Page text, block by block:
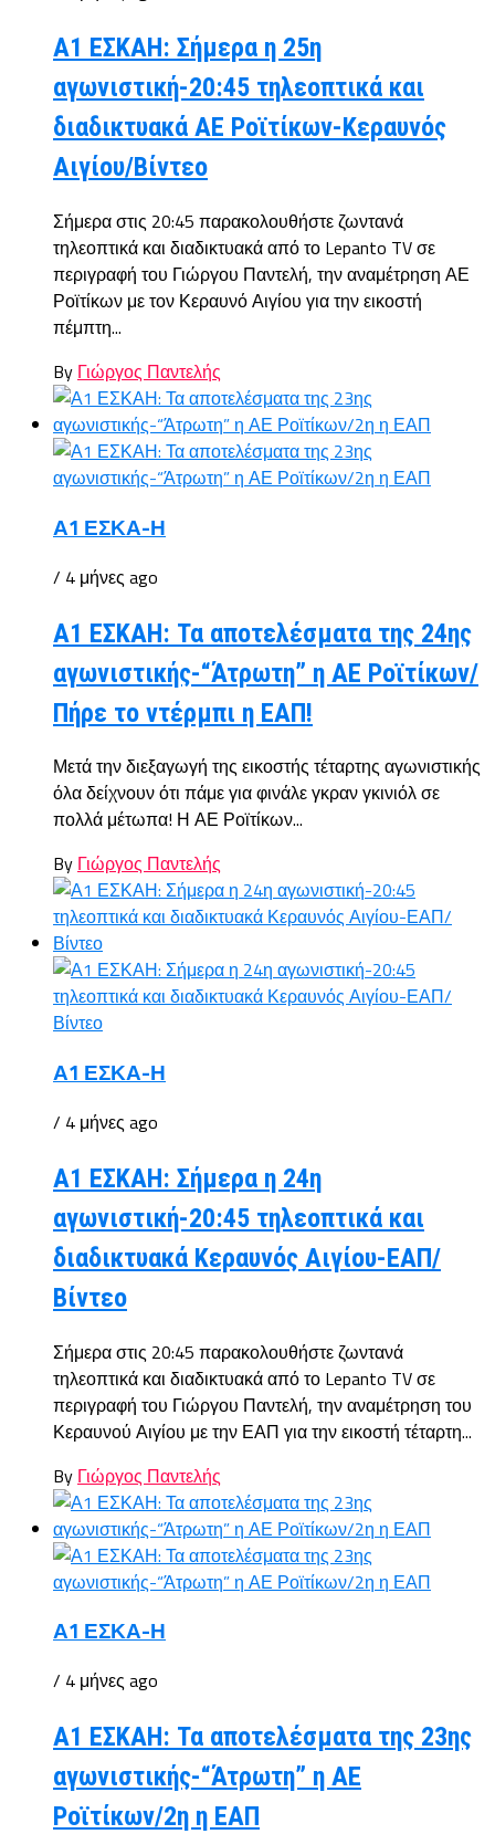
Α1 ΕΣΚΑΗ: Σήμερα η 25η
αγωνιστική-20:45 τηλεοπτικά και
διαδικτυακά ΑΕ Ροϊτίκων-Κεραυνός
Αιγίου/Βίντεο
Σήμερα στις 20:45 παρακολουθήστε ζωντανά
τηλεοπτικά και διαδικτυακά από το Lepanto TV σε
περιγραφή του Γιώργου Παντελή, την αναμέτρηση ΑΕ
Ροϊτίκων με τον Κεραυνό Αιγίου για την εικοστή
πέμπτη...
By Γιώργος Παντελής
Α1 ΕΣΚΑ-Η
/ 4 μήνες ago
Α1 ΕΣΚΑΗ: Τα αποτελέσματα της 24ης
αγωνιστικής-“Άτρωτη” η ΑΕ Ροϊτίκων/
Πήρε το ντέρμπι η ΕΑΠ!
Μετά την διεξαγωγή της εικοστής τέταρτης αγωνιστικής
όλα δείχνουν ότι πάμε για φινάλε γκραν γκινιόλ σε
πολλά μέτωπα! Η ΑΕ Ροϊτίκων...
By Γιώργος Παντελής
Α1 ΕΣΚΑ-Η
/ 4 μήνες ago
Α1 ΕΣΚΑΗ: Σήμερα η 24η
αγωνιστική-20:45 τηλεοπτικά και
διαδικτυακά Κεραυνός Αιγίου-ΕΑΠ/
Βίντεο
Σήμερα στις 20:45 παρακολουθήστε ζωντανά
τηλεοπτικά και διαδικτυακά από το Lepanto TV σε
περιγραφή του Γιώργου Παντελή, την αναμέτρηση του
Κεραυνού Αιγίου με την ΕΑΠ για την εικοστή τέταρτη...
By Γιώργος Παντελής
Α1 ΕΣΚΑ-Η
/ 4 μήνες ago
Α1 ΕΣΚΑΗ: Τα αποτελέσματα της 23ης
αγωνιστικής-“Άτρωτη” η ΑΕ
Ροϊτίκων/2η η ΕΑΠ